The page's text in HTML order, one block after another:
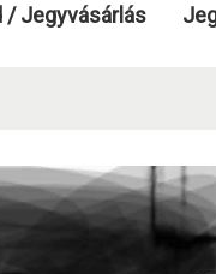
/ Jegyvásárlás